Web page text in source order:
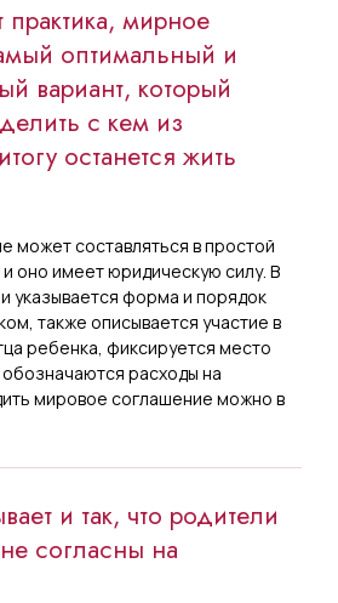
практика, мирное
оптимальный и
вариант, который
с кем из
останется жить
может составляться в простой
оно имеет юридическую силу. В
указывается форма и порядок
также описывается участие в
ребенка, фиксируется место
расходы на
мировое соглашение можно в
и так, что родители
согласны на